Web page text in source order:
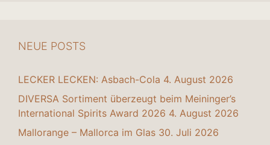
NEUE POSTS
LECKER LECKEN: Asbach-Cola 4. August 2026
DIVERSA Sortiment überzeugt beim Meininger’s
International Spirits Award 2026 4. August 2026
Mallorange – Mallorca im Glas 30. Juli 2026